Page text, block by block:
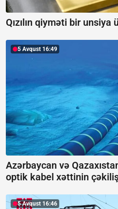
Qızılın qiyməti bir unsiya
5 Avqust 16:49
Azərbaycan və
optik kabel xəttinin
5 Avqust 16:46